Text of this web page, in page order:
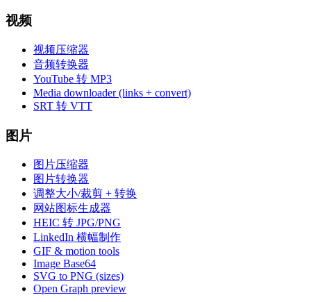
视频
视频压缩器
音频转换器
YouTube 转 MP3
Media downloader (links + convert)
SRT 转 VTT
图片
图片压缩器
图片转换器
调整大小/裁剪 + 转换
网站图标生成器
HEIC 转 JPG/PNG
LinkedIn 横幅制作
GIF & motion tools
Image Base64
SVG to PNG (sizes)
Open Graph preview